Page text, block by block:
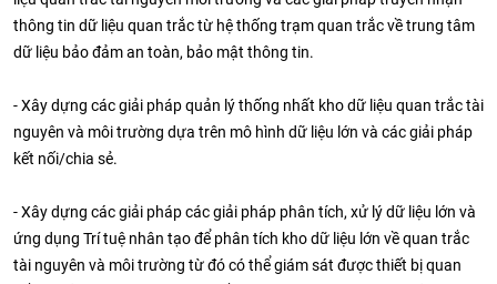
thông tin dữ liệu quan trắc từ hệ thống trạm quan trắc về trung tâm
dữ liệu bảo đảm an toàn, bảo mật thông tin.
- Xây dựng các giải pháp quản lý thống nhất kho dữ liệu quan trắc tài
nguyên và môi trường dựa trên mô hình dữ liệu lớn và các giải pháp
kết nối/chia sẻ.
- Xây dựng các giải pháp các giải pháp phân tích, xử lý dữ liệu lớn và
ứng dụng Trí tuệ nhân tạo để phân tích kho dữ liệu lớn về quan trắc
tài nguyên và môi trường từ đó có thể giám sát được thiết bị quan